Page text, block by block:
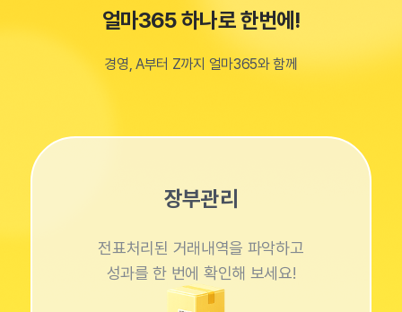
얼마365 하나로 한번에!
경영, A부터 Z까지 얼마365와 함께
장부관리
전표처리된 거래내역을 파악하고
성과를 한 번에 확인해 보세요!